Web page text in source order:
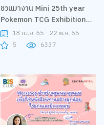
ชวนมางาน Mini 25th year
Pokemon TCG Exhibition
นิทรรศการที่เหล่าเทรนเนอร์
พลาดไม่ได้
18 เม.ย. 65 - 22 พ.ค. 65
5
6337